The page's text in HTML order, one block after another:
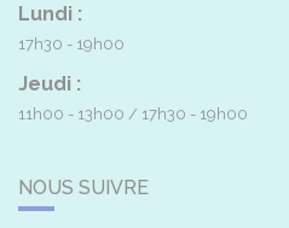
Lundi :
17h30 - 19h00
Jeudi :
11h00 - 13h00 17h30 - 19h00
NOUS SUIVRE